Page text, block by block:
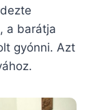
a barátja
gyónni. Azt